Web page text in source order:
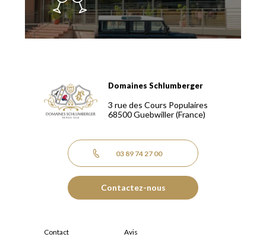
Domaines Schlumberger Vignerons 100% récoltants
Domaines Schlumberger
3 rue des Cours Populaires
68500Guebwiller(France)
03 89 74 27 00
Contactez-nous
Contact
Avis